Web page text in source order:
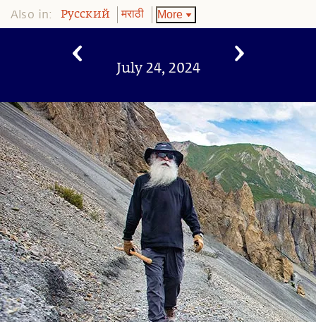
Also in: Pусский मराठी More
July 24, 2024